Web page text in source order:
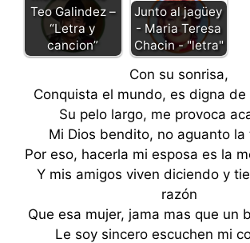
Teo Galindez –
“Letra y
cancion”
Junto al jagüey
- Maria Teresa
Chacin - "letra"
Con su sonrisa,
Conquista el mundo, es digna de
Su pelo largo, me provoca
Mi Dios bendito, no aguanto la
Por eso, hacerla mi esposa es la
Y mis amigos viven diciendo y
razón
Que esa mujer, jama mas que un
Le soy sincero escuchen mi